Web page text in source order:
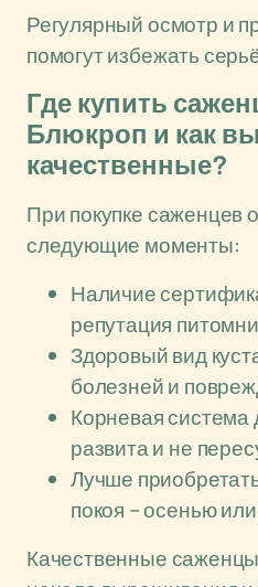
Регулярный осмотр и
помогут избежать
Где купить
Блюкроп и как
качественные?
При покупке саженцев
следующие моменты:
Наличие
репутация
Здоровый вид
болезней и
Корневая
развита и не
Лучше
покоя – осенью
Качественные